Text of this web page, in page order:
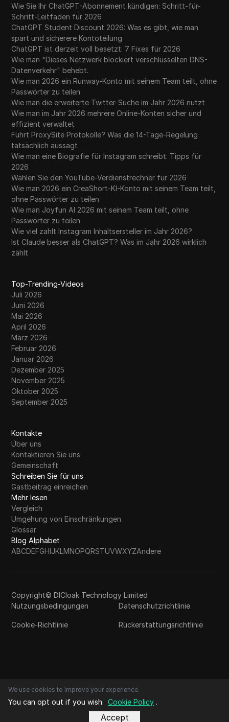
Wie Sie Ihr ChatGPT-Abonnement kündigen: Schritt-für-
Schritt-Leitfaden für 2026
ChatGPT Student Discount 2026: Was es gibt, wie man
spart und sicherere Kontoteilung
ChatGPT ist derzeit voll besetzt: 7 Fixes für 2026
Wie man "Dieses Netzwerk blockiert verschlüsselten DNS-
Datenverkehr" behebt.
Wie man 2026 ein Runway-Konto mit seinem Team teilt, ohne
Passwörter zu teilen
Wie man die erweiterte Twitter-Suche im Jahr 2026 nutzt
Wie man im Jahr 2026 mehrere Online-Konten sicher und
effizient verwaltet
Führt ProxySite Protokolle? Was die 14-Tage-Regelung
tatsächlich aussagt
Wie man eine Biografie für Instagram schreibt: Tipps für
2026
Wählen Sie den YouTube-Verdienstrechner für 2026
Wie man 2026 ein CreaShort-KI-Konto mit seinem Team teilt,
ohne Passwörter zu teilen
Wie man Joyfun AI 2026 mit seinem Team teilt, ohne
Passwörter zu teilen
Wie viel zahlt Instagram Inhaltsersteller im Jahr 2026?
Ist Claude besser als ChatGPT? Was im Jahr 2026 wirklich
zählt
Top-Trending-Videos
Juli 2026
Juni 2026
Mai 2026
April 2026
März 2026
Februar 2026
Januar 2026
Dezember 2025
November 2025
Oktober 2025
September 2025
Kontakte
Über uns
Kontaktieren Sie uns
Gemeinschaft
Schreiben Sie für uns
Gastbeitrag einreichen
Mehr lesen
Vergleich
Umgehung von Einschränkungen
Glossar
Blog Alphabet
ABCDEFGHIJKLMNOPQRSTUVWXYZAndere
Copyright© DICloak Technology Limited
Nutzungsbedingungen
Datenschutzrichtlinie
Cookie-Richtlinie Rückerstattungsrichtlinie
We use cookies to improve your experience.
You can opt out if you wish. Cookie Policy .
Accept